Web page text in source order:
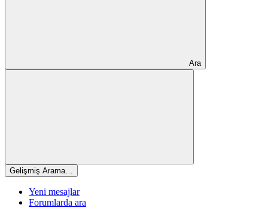
Ara
Gelişmiş Arama…
Yeni mesajlar
Forumlarda ara